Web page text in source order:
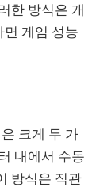
한 방식은 개
게임 성능
크게 두 가
내에서 수동
방식은 직관